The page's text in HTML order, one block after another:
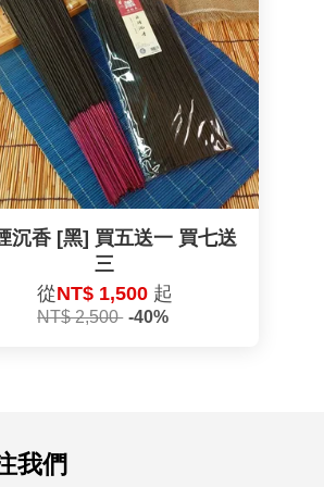
沉香 [黑] 買五送一 買七送
三
從NT$ 1,500 起
NT$ 2,500 -40%
我們